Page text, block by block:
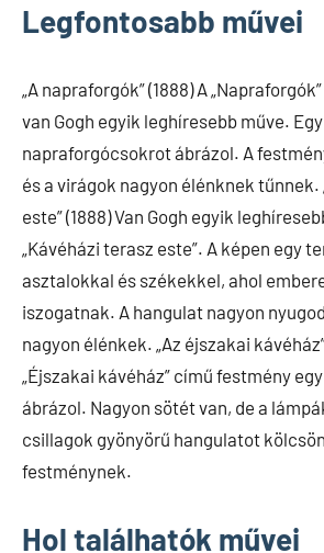
Legfontosabb művei
„A napraforgók” (1888) A
van Gogh egyik leghíresebb műve.
napraforgócsokrot ábrázol. A
és a virágok nagyon élénknek tűnnek.
este” (1888) Van Gogh egyik
„Kávéházi terasz este”. A képen egy
asztalokkal és székekkel, ahol
iszogatnak. A hangulat nagyon
nagyon élénkek. „Az éjszakai
„Éjszakai kávéház” című festmény
ábrázol. Nagyon sötét van, de a
csillagok gyönyörű hangulatot
festménynek.
Hol találhatók művei